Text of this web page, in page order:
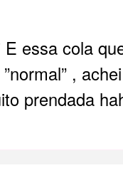
essa cola
,
prendada